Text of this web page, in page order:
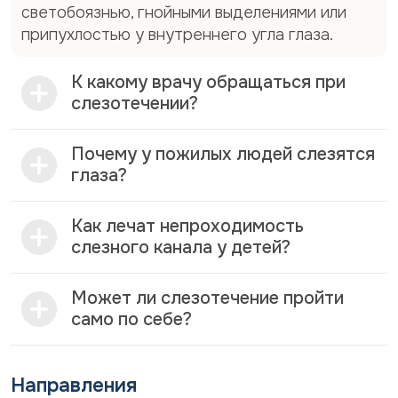
рефлекторно стимулирует железу к
чрезмерной выработке жидкости.
ринит и конъюнктивит часто
сопровождаются зудом, покраснением,
Воспалительные заболевания глаз.
Конъюнктивит, блефарит, кератит вызывают
Внешние раздражители. Ветер, холод, дым,
агрессивная химия, а также попадание
реакцию — обильное слезотечение.
Заболевания верхних дыхательных путей.
светобоязнью, гнойными выделениями или
припухлостью у внутреннего угла глаза.
К какому врачу обращаться при
слезотечении?
Почему у пожилых людей слезятся
глаза?
Как лечат непроходимость
слезного канала у детей?
Может ли слезотечение пройти
само по себе?
Направления